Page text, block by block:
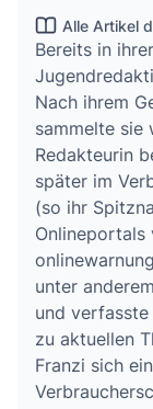
Alle Artikel
Bereits in
Nach ihrem
sammelte sie
Redakteurin
später im
(so ihr
Onlineportals
unter
und
zu aktuellen
Franzi sich